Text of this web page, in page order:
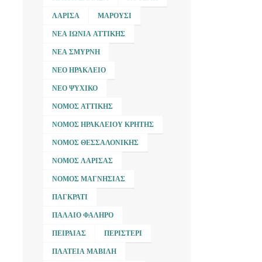
ΛΆΡΙΣΑ ΜΑΡΟΎΣΙ
ΝΈΑ ΙΩΝΊΑ ΑΤΤΙΚΉΣ
ΝΈΑ ΣΜΎΡΝΗ
ΝΈΟ ΗΡΆΚΛΕΙΟ
ΝΈΟ ΨΥΧΙΚΌ
ΝΟΜΌΣ ΑΤΤΙΚΉΣ
ΝΟΜΌΣ ΗΡΑΚΛΕΊΟΥ ΚΡΉΤΗΣ
ΝΟΜΌΣ ΘΕΣΣΑΛΟΝΊΚΗΣ
ΝΟΜΌΣ ΛΆΡΙΣΑΣ
ΝΟΜΌΣ ΜΑΓΝΗΣΊΑΣ
ΠΑΓΚΡΆΤΙ
ΠΑΛΑΙΌ ΦΆΛΗΡΟ
ΠΕΙΡΑΙΆΣ ΠΕΡΙΣΤΈΡΙ
ΠΛΑΤΕΊΑ ΜΑΒΊΛΗ